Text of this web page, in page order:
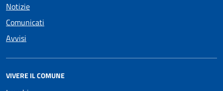
Notizie
Comunicati
Avvisi
VIVERE IL COMUNE